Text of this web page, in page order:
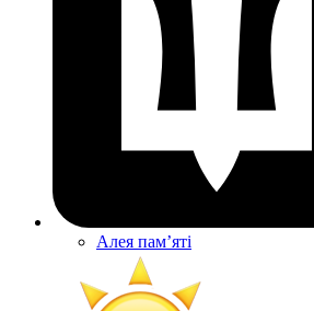
Алея памʼяті